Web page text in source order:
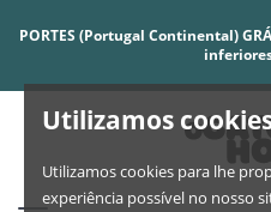
Utilizamos
Utilizamos cookies para lhe
experiência possível no nosso
PORTES (Portugal Continental)